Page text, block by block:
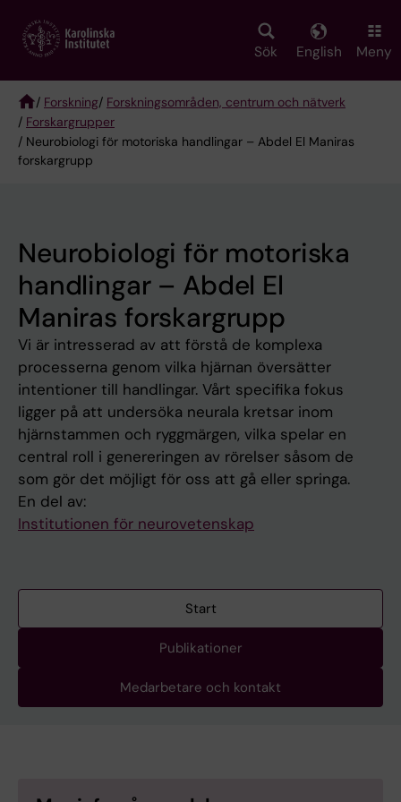
main
Sök English Meny
Breadcrumb
/ Forskning/ Forskningsområden, centrum och nätverk
/ Forskargrupper
/ Neurobiologi för motoriska handlingar – Abdel El Maniras
forskargrupp
Neurobiologi för motoriska
handlingar – Abdel El
Maniras forskargrupp
Vi är intresserad av att förstå de komplexa
processerna genom vilka hjärnan översätter
intentioner till handlingar. Vårt specifika fokus
ligger på att undersöka neurala kretsar inom
hjärnstammen och ryggmärgen, vilka spelar en
central roll i genereringen av rörelser såsom de
som gör det möjligt för oss att gå eller springa.
En del av:
Institutionen för neurovetenskap
Start
Publikationer
Medarbetare och kontakt